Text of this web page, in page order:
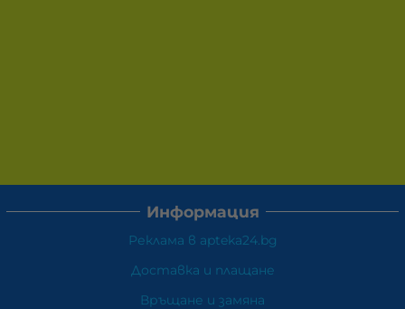
Информация
Реклама в apteka24.bg
Доставка и плащане
Връщане и замяна